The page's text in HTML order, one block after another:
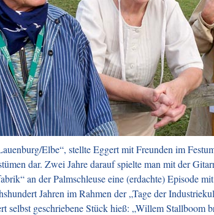
Elbe“, stellte Eggert mit Freunden im
dar. Zwei Jahre darauf spielte man mit der
an der Palmschleuse eine (erdachte) Episode
Jahren im Rahmen der „Tage der
selbst geschriebene Stück hieß: „Willem Stallboom